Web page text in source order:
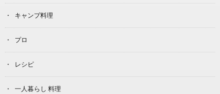
キャンプ料理
プロ
レシピ
一人暮らし 料理